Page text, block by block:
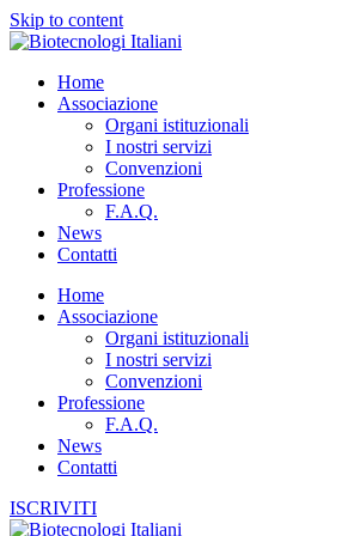
Skip to content
Home
Associazione
Organi istituzionali
I nostri servizi
Convenzioni
Professione
F.A.Q.
News
Contatti
Home
Associazione
Organi istituzionali
I nostri servizi
Convenzioni
Professione
F.A.Q.
News
Contatti
ISCRIVITI